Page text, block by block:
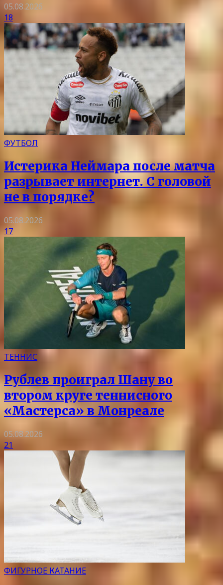
05.08.2026
18
ФУТБОЛ
Истерика Неймара после матча
разрывает интернет. С головой
не в порядке?
05.08.2026
17
ТЕННИС
Рублев проиграл Шану во
втором круге теннисного
«Мастерса» в Монреале
05.08.2026
21
ФИГУРНОЕ КАТАНИЕ